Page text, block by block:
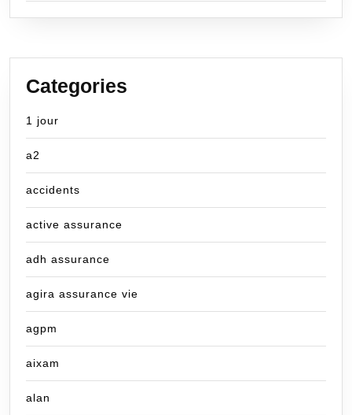
Categories
1 jour
a2
accidents
active assurance
adh assurance
agira assurance vie
agpm
aixam
alan